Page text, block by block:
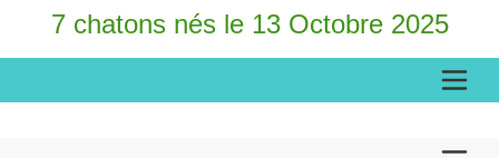
7 chatons nés le 13 Octobre 2025